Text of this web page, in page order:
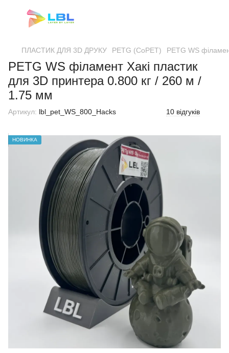
ПЛАСТИК ДЛЯ 3D ДРУКУ PETG (CoPET) PETG WS
PETG WS філамент Хакі пластик
для 3D принтера 0.800 кг / 260 м /
1.75 мм
Артикул: lbl_pet_WS_800_Hacks 10 відгуків
НОВИНКА